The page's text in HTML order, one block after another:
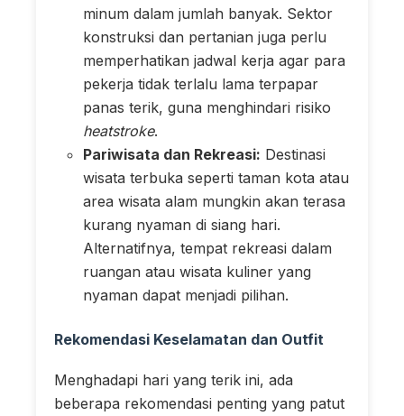
minum dalam jumlah banyak. Sektor
konstruksi dan pertanian juga perlu
memperhatikan jadwal kerja agar para
pekerja tidak terlalu lama terpapar
panas terik, guna menghindari risiko
heatstroke.
Pariwisata dan Rekreasi: Destinasi
wisata terbuka seperti taman kota atau
area wisata alam mungkin akan terasa
kurang nyaman di siang hari.
Alternatifnya, tempat rekreasi dalam
ruangan atau wisata kuliner yang
nyaman dapat menjadi pilihan.
Rekomendasi Keselamatan dan Outfit
Menghadapi hari yang terik ini, ada
beberapa rekomendasi penting yang patut